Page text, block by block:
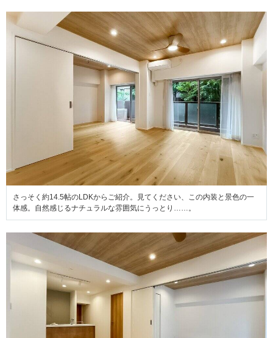
さっそく約14.5帖のLDKからご紹介。見てください、この内装と景色の一
体感。自然感じるナチュラルな雰囲気にうっとり……。